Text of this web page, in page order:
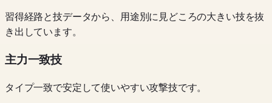
習得経路と技データから、用途別に見どころの大きい技を抜
き出しています。
主力一致技
タイプ一致で安定して使いやすい攻撃技です。